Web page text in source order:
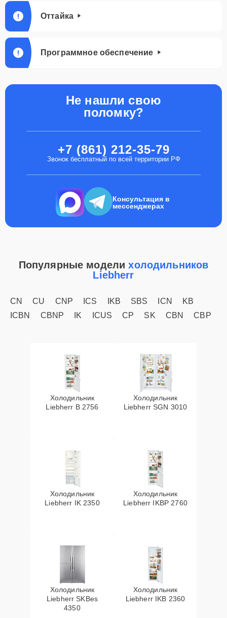
Оттайка
Программное обеспечение
Не нашли свою
поломку?
+7 (861) 212-35-79
Звонок бесплатный по всей территории РФ
Консультация в
мессенджерах
Популярные моделихолодильников
Liebherr
CN CU CNP ICS IKB SBS ICN
KB
ICBN
CBNP IK ICUS CP SK CBN CBP
Холодильник
Liebherr B 2756
Холодильник
Liebherr SGN 3010
Холодильник
Liebherr IK 2350
Холодильник
Liebherr IKBP 2760
Холодильник
Liebherr SKBes
4350
Холодильник
Liebherr IKB 2360